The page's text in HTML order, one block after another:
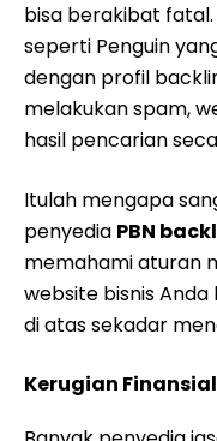
bisa berakibat
seperti Penguin
dengan profil
melakukan spam,
hasil pencarian
Itulah mengapa
penyedia PBN
memahami aturan
website bisnis
di atas sekadar
Kerugian